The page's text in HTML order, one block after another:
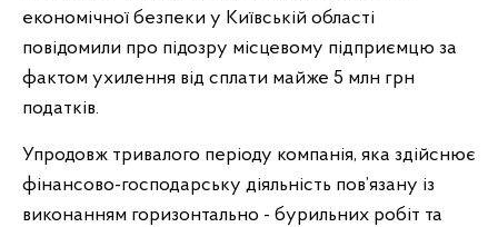
економічної безпеки у Київській області
повідомили про підозру місцевому підприємцю за
фактом ухилення від сплати майже 5 млн грн
податків.
Упродовж тривалого періоду компанія, яка здійснює
фінансово-господарську діяльність пов’язану із
виконанням горизонтально - бурильних робіт та